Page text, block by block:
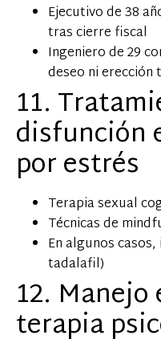
Ejecutivo de 38
tras cierre fiscal
Ingeniero de 29
deseo ni erección
11.
disfunción
por estrés
Terapia sexual
Técnicas de
En algunos
tadalafil)
12.
terapia